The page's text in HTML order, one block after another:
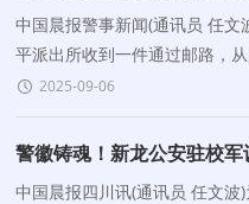
誉
中国晨报警事新闻(通讯员 任
平派出所收到一件通过邮路，
警好奇地打开后，一面写有“尽
2025-09-06
警徽铸魂！新龙公安驻校
中国晨报四川讯(通讯员 任文